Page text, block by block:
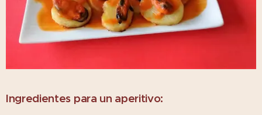
Ingredientes para un aperitivo: